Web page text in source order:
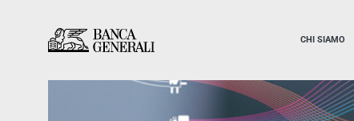
CHI SIAMO